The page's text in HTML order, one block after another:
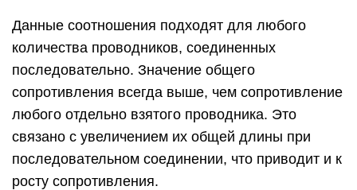
Данные соотношения подходят для любого
количества проводников, соединенных
последовательно. Значение общего
сопротивления всегда выше, чем сопротивление
любого отдельно взятого проводника. Это
связано с увеличением их общей длины при
последовательном соединении, что приводит и к
росту сопротивления.